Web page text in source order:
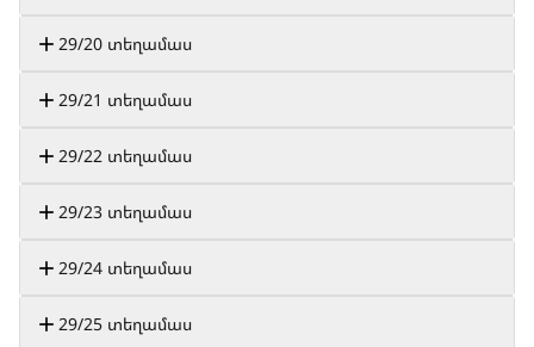
29/20 տեղամաս
29/21 տեղամաս
29/22 տեղամաս
29/23 տեղամաս
29/24 տեղամաս
29/25 տեղամաս